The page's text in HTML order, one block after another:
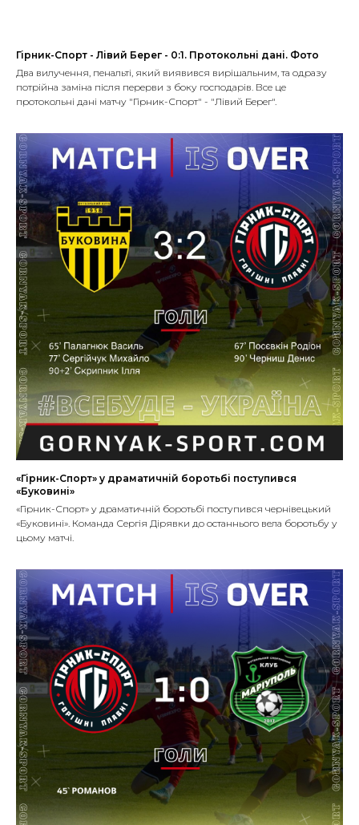
Гірник-Спорт - Лівий Берег - 0:1. Протокольні дані. Фото
Два вилучення, пенальті, який виявився вирішальним, та одразу
потрійна заміна після перерви з боку господарів. Все це
протокольні дані матчу "Гірник-Спорт" - "Лівий Берег".
«Гірник-Спорт» у драматичній боротьбі поступився
«Буковині»
«Гірник-Спорт» у драматичній боротьбі поступився чернівецький
«Буковині». Команда Сергія Дірявки до останнього вела боротьбу у
цьому матчі.